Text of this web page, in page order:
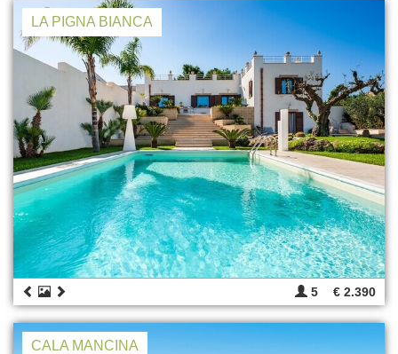
LA PIGNA BIANCA
5 € 2.390
CALA MANCINA